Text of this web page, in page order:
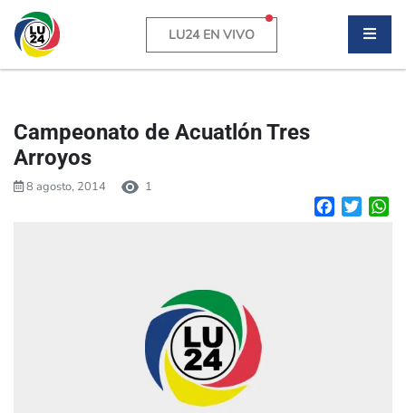
LU24 EN VIVO
Campeonato de Acuatlón Tres
Arroyos
8 agosto, 2014 1
Facebook